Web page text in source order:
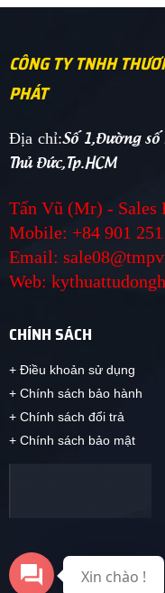
CÔNG TY TNHH
PHÁT
Địa chỉ:Số 1,Đường
Thủ Đức,Tp.HCM
Tấn Vũ (Mr) - Sales
Mobile: +84 901
Email:
Web:
CHÍNH SÁCH
+ Điều khoản sử dụng
+ Chính sách bảo hành
+ Chính sách đổi trả
+ Chính sách bảo mật
Xin chào !